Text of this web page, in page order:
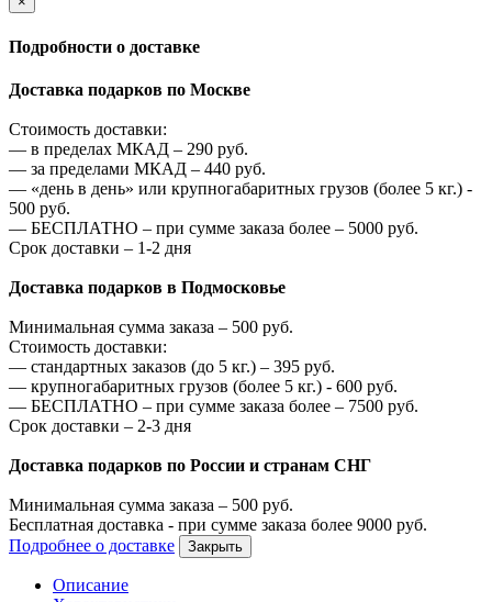
Подробности о доставке
Доставка подарков по Москве
Стоимость доставки:
— в пределах МКАД – 290 руб.
— за пределами МКАД – 440 руб.
— «день в день» или крупногабаритных грузов (более 5 кг.) -
500 руб.
— БЕСПЛАТНО – при сумме заказа более – 5000 руб.
Срок доставки – 1-2 дня
Доставка подарков в Подмосковье
Минимальная сумма заказа – 500 руб.
Стоимость доставки:
— стандартных заказов (до 5 кг.) – 395 руб.
— крупногабаритных грузов (более 5 кг.) - 600 руб.
— БЕСПЛАТНО – при сумме заказа более – 7500 руб.
Срок доставки – 2-3 дня
Доставка подарков по России и странам СНГ
Минимальная сумма заказа – 500 руб.
Бесплатная доставка - при сумме заказа более 9000 руб.
Подробнее о доставке
Закрыть
Описание